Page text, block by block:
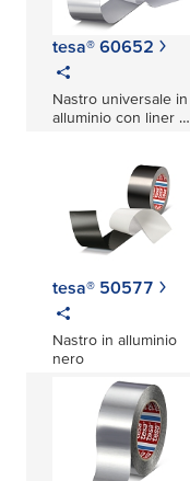
tesa® 60652
Nastro universale in
alluminio con liner in
tesa® 50577
Nastro in alluminio
nero